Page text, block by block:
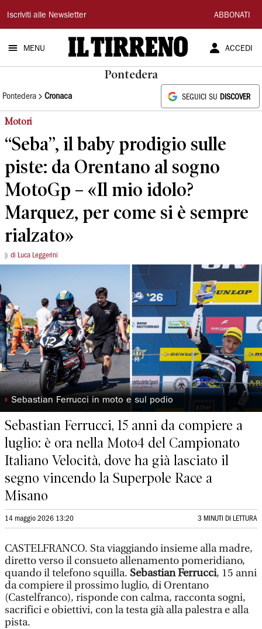
Il
Tirreno
Iscriviti alle Newsletter ABBONATI
MENU ACCEDI
Pontedera
Pontedera Cronaca SEGUICI SU DISCOVER
Motori
“Seba”, il baby prodigio sulle
piste: da Orentano al sogno
MotoGp – «Il mio idolo?
Marquez, per come si è sempre
rialzato»
di Luca Leggerini
◗ Sebastian Ferrucci in moto e sul podio
Sebastian Ferrucci, 15 anni da compiere a
luglio: è ora nella Moto4 del Campionato
Italiano Velocità, dove ha già lasciato il
segno vincendo la Superpole Race a
Misano
14 maggio 2026 13:20 3 MINUTI DI LETTURA
CASTELFRANCO. Sta viaggiando insieme alla madre,
diretto verso il consueto allenamento pomeridiano,
quando il telefono squilla. Sebastian Ferrucci, 15 anni
da compiere il prossimo luglio, di Orentano
(Castelfranco), risponde con calma, racconta sogni,
sacrifici e obiettivi, con la testa già alla palestra e alla
pista.